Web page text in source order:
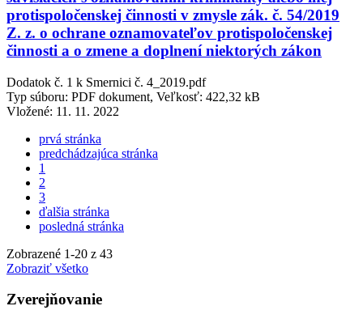
protispoločenskej činnosti v zmysle zák. č. 54/2019
Z. z. o ochrane oznamovateľov protispoločenskej
činnosti a o zmene a doplnení niektorých zákon
Dodatok č. 1 k Smernici č. 4_2019.pdf
Typ súboru: PDF dokument, Veľkosť: 422,32 kB
Vložené: 11. 11. 2022
prvá stránka
predchádzajúca stránka
1
2
3
ďalšia stránka
posledná stránka
Zobrazené 1-20 z 43
Zobraziť všetko
Zverejňovanie